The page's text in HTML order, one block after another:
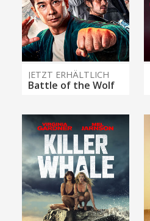
JETZT ERHÄLTLICH
Battle of the Wolf